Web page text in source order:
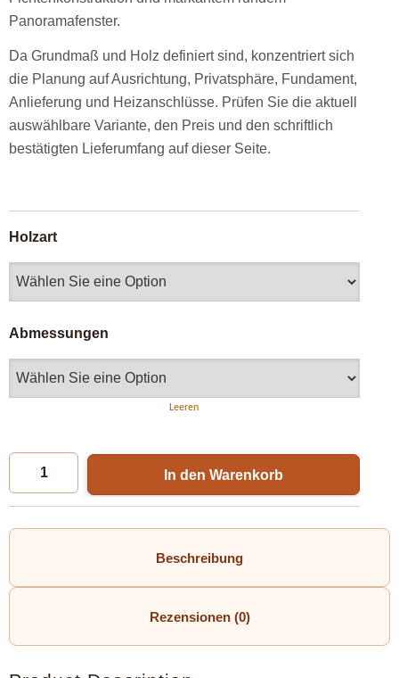
Panoramafenster.
Da Grundmaß und Holz definiert sind, konzentriert sich
die Planung auf Ausrichtung, Privatsphäre, Fundament,
Anlieferung und Heizanschlüsse. Prüfen Sie die aktuell
auswählbare Variante, den Preis und den schriftlich
bestätigten Lieferumfang auf dieser Seite.
Holzart
Abmessungen
Leeren
In den Warenkorb
Beschreibung
Rezensionen (0)